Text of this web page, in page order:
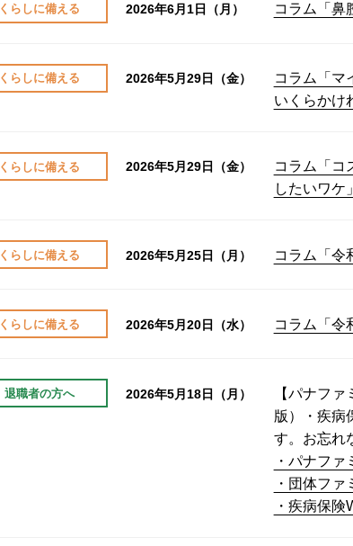
くらしに備える 2026年6月1日（月） コラム「鼻
くらしに備える 2026年5月29日（金）
コラム「マ
いくらかけ
くらしに備える 2026年5月29日（金）
コラム「コ
したいワケ
くらしに備える 2026年5月25日（月） コラム「令
くらしに備える 2026年5月20日（水） コラム「令
退職者の方へ 2026年5月18日（月）
【パナフ
版）・疾病
す。お忘れ
・パナファ
・団体ファ
・疾病保険